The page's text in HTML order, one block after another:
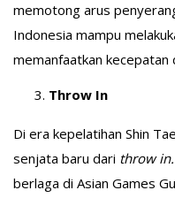
memotong arus
Indonesia mampu
memanfaatkan kecepatan
Throw In
Di era kepelatihan Shin
senjata baru dari throw in.
berlaga di Asian Games